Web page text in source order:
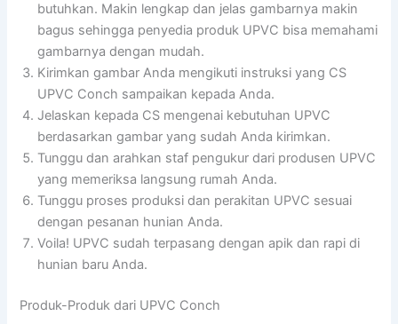
butuhkan. Makin lengkap dan jelas gambarnya makin
bagus sehingga penyedia produk UPVC bisa memahami
gambarnya dengan mudah.
Kirimkan gambar Anda mengikuti instruksi yang CS
UPVC Conch sampaikan kepada Anda.
Jelaskan kepada CS mengenai kebutuhan UPVC
berdasarkan gambar yang sudah Anda kirimkan.
Tunggu dan arahkan staf pengukur dari produsen UPVC
yang memeriksa langsung rumah Anda.
Tunggu proses produksi dan perakitan UPVC sesuai
dengan pesanan hunian Anda.
Voila! UPVC sudah terpasang dengan apik dan rapi di
hunian baru Anda.
Produk-Produk dari UPVC Conch